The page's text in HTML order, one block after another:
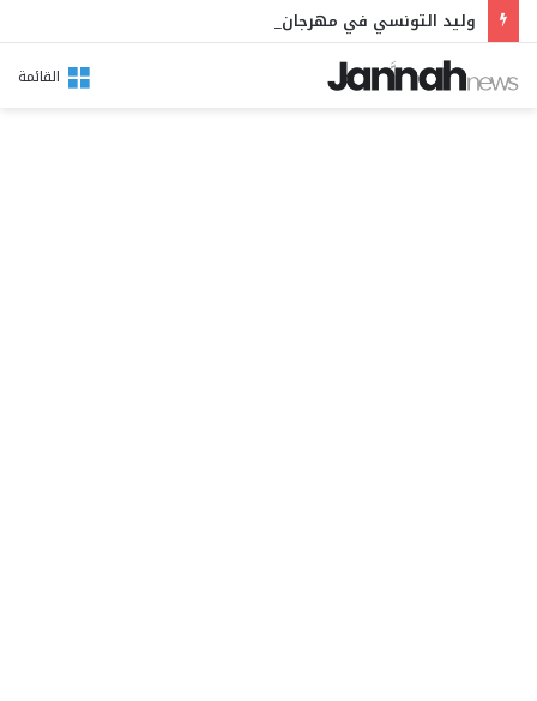
القائمة